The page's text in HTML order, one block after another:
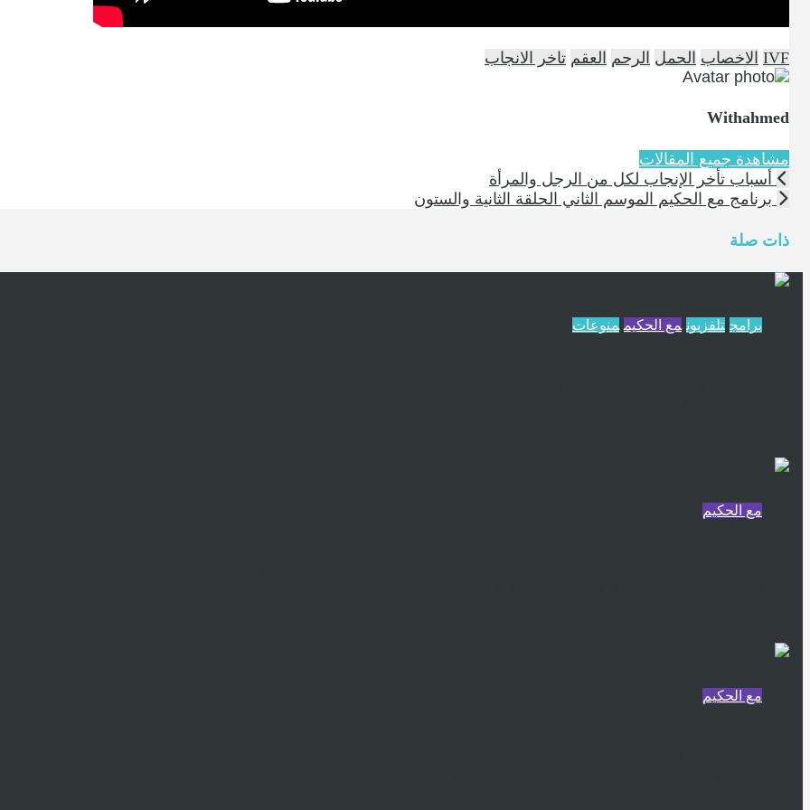
IVF الاخصاب الحمل الرحم العقم تاخر الانجاب
Withahmed
مشاهدة جميع المقالات
أسباب تأخر الإنجاب لكل من الرجل والمرأة
برنامج مع الحكيم الموسم الثاني الحلقة الثانية والستون
ذات صلة
برامج تلفزيون مع الحكيم منوعات
مع الحكيم
مع الحكيم